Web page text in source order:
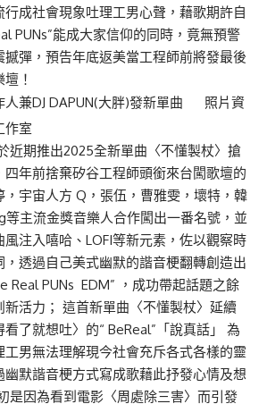
成社會現象吐理工男心聲，藉歌期許自
PUNs”能成大家信仰的同時，竟無預警
彈，預告年底返美當工程師前將發最後
！
人兼DJ DAPUN(大胖)發新單曲 照片資
作室
近期推出2025全新單曲〈不懂製杖〉搶
四年前捨棄矽谷工程師頭銜來台闖歌壇的
宇宙人方 Q，張伍，曹雅雯，壞特，韓
等主流金獎音樂人合作闖出一番名號，並
注入嘻哈、LOFI等新元素，佐以觀察時
透過自己美式幽默的諧音梗翻轉創造出
Real PUNs EDM” ，成功帶起話題之餘
活力； 這首新單曲〈不懂製杖〉延續
看了就想吐〉的“ BeReal”「說真話」 為
工男無法理解現今社會充斥各式各樣的靈
默諧音梗方式寫成歌藉此抒發心情及想
是因為看到電影〈周處除三害〉而引發